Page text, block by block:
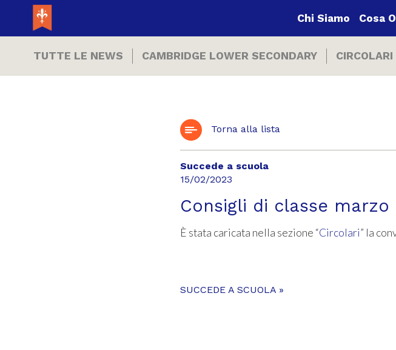
Chi Siamo Cosa
TUTTE LE NEWS CAMBRIDGE LOWER SECONDARY CIRCOLARI
Torna alla lista
Succede a scuola
15/02/2023
Consigli di classe marzo
È stata caricata nella sezione “Circolari” la
SUCCEDE A SCUOLA »